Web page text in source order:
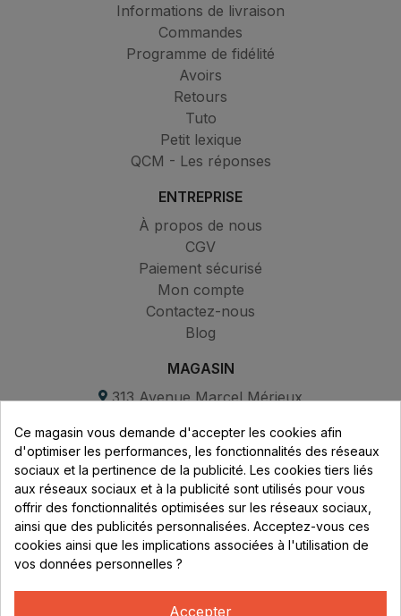
Informations de livraison
Commandes
Programme de fidélité
Avoirs
Retours
Tuto
Petit lexique
QCM - Les réponses
ENTREPRISE
À propos de nous
CGV
Paiement sécurisé
Mon compte
Contactez-nous
Blog
MAGASIN
313 Avenue Marcel Mérieux
69530 Brignais
Lundi au vendredi :
8h - 16h
uniquement sur Rendez-vous
CONTACT
04 78 37 00 68
Ce magasin vous demande d'accepter les cookies afin
d'optimiser les performances, les fonctionnalités des réseaux
sociaux et la pertinence de la publicité. Les cookies tiers liés
aux réseaux sociaux et à la publicité sont utilisés pour vous
offrir des fonctionnalités optimisées sur les réseaux sociaux,
ainsi que des publicités personnalisées. Acceptez-vous ces
cookies ainsi que les implications associées à l'utilisation de
vos données personnelles ?
Accepter